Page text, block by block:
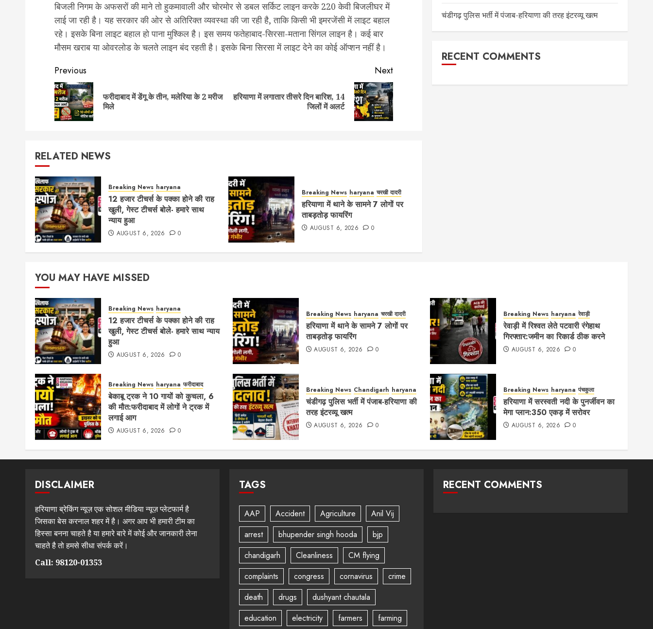
बिजली निगम के अफसरों की माने तो हुकमावाली और चोरमोर से डबल सर्किट लाइन करके 220 केवी बिजलीघर में
लाई जा रही है। यह सरकार की ओर से अतिरिक्त व्यवस्था की जा रही है, ताकि किसी भी इमरजेंसी में लाइट बहाल
रहे। इसके बिना लाइट बहाल हो पाना मुश्किल है। इस समय फतेहाबाद-सिरसा-मताना सिंगल लाइन है। कई बार
मौसम खराब या ओवरलोड के चलते लाइन बंद रहती है। इसके बिना सिरसा में लाइट देने का कोई ऑप्शन नहीं है।
Post
navigation
Previous
Previous
फरीदाबाद में डेंगू के तीन, मलेरिया के 2 मरीज
मिले
Next
Next
हरियाणा में लगातार तीसरे दिन बारिश, 14
जिलों में अलर्ट
RELATED NEWS
Breaking News haryana
12 हजार टीचर्स के पक्का होने की राह
खुली, गेस्ट टीचर्स बोले- हमारे साथ
न्याय हुआ
AUGUST 6, 2026 0
Breaking News haryana चरखी दादरी
हरियाणा में थाने के सामने 7 लोगों पर
ताबड़तोड़ फायरिंग
AUGUST 6, 2026 0
चंडीगढ़ पुलिस भर्ती में पंजाब-हरियाणा की तरह इंटरव्यू खत्म
RECENT COMMENTS
YOU MAY HAVE MISSED
Breaking News haryana
12 हजार टीचर्स के पक्का होने की राह
खुली, गेस्ट टीचर्स बोले- हमारे साथ न्याय
हुआ
AUGUST 6, 2026 0
Breaking News haryana चरखी दादरी
हरियाणा में थाने के सामने 7 लोगों पर
ताबड़तोड़ फायरिंग
AUGUST 6, 2026 0
Breaking News haryana रेवाड़ी
रेवाड़ी में रिश्वत लेते पटवारी रंगेहाथ
गिरफ्तार:जमीन का रिकार्ड ठीक करने
AUGUST 6, 2026 0
Breaking News haryana फरीदाबाद
बेकाबू ट्रक ने 10 गायों को कुचला, 6
की मौत:फरीदाबाद में लोगों ने ट्रक में
लगाई आग
AUGUST 6, 2026 0
Breaking News Chandigarh haryana
चंडीगढ़ पुलिस भर्ती में पंजाब-हरियाणा की
तरह इंटरव्यू खत्म
AUGUST 6, 2026 0
Breaking News haryana पंचकुला
हरियाणा में सरस्वती नदी के पुनर्जीवन का
मेगा प्लान:350 एकड़ में सरोवर
AUGUST 6, 2026 0
DISCLAIMER
हरियाणा ब्रेकिंग न्यूज़ एक सोशल मीडिया न्यूज़ प्लेटफार्म है
जिसका बेस करनाल शहर में है। अगर आप भी हमारी टीम का
हिस्सा बनना चाहते है या हमारे बारे में कोई और जानकारी लेना
चाहते है तो हमसे सीधा संपर्क करें।
Call: 98120-01353
TAGS
AAP Accident Agriculture
Anil Vij
arrest
bhupender singh hooda
bjp
chandigarh
Cleanliness
CM flying
complaints
congress cornavirus
crime
death
drugs
dushyant chautala
education
electricity farmers farming
RECENT COMMENTS